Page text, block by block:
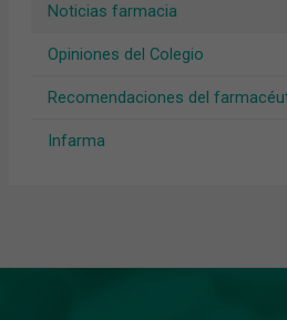
Noticias farmacia
Opiniones del Colegio
Recomendaciones del
Infarma